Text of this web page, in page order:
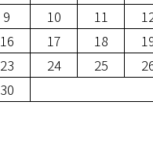
9 10 11
16 17 18
23 24 25
30